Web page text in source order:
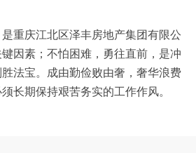
重庆江北区泽丰房地产集团有限公
因素；不怕困难，勇往直前，是冲
法宝。成由勤俭败由奢，奢华浪费
长期保持艰苦务实的工作作风。